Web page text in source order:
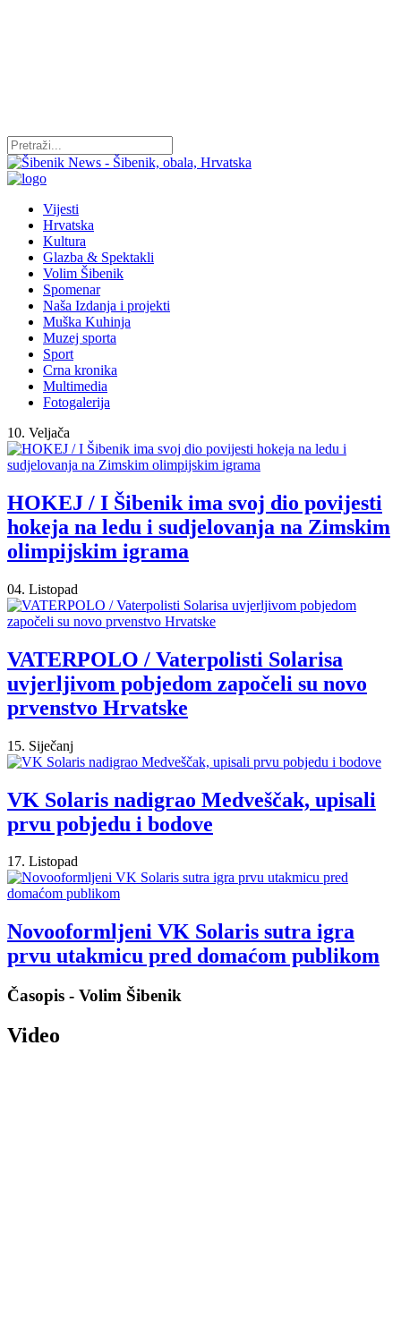
Vijesti
Hrvatska
Kultura
Glazba & Spektakli
Volim Šibenik
Spomenar
Naša Izdanja i projekti
Muška Kuhinja
Muzej sporta
Sport
Crna kronika
Multimedia
Fotogalerija
10. Veljača
HOKEJ / I Šibenik ima svoj dio povijesti
hokeja na ledu i sudjelovanja na Zimskim
olimpijskim igrama
04. Listopad
VATERPOLO / Vaterpolisti Solarisa
uvjerljivom pobjedom započeli su novo
prvenstvo Hrvatske
15. Siječanj
VK Solaris nadigrao Medveščak, upisali
prvu pobjedu i bodove
17. Listopad
Novooformljeni VK Solaris sutra igra
prvu utakmicu pred domaćom publikom
Časopis - Volim Šibenik
Video